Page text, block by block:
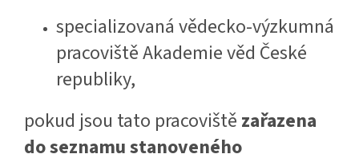
specializovaná vědecko-výzkumná
pracoviště Akademie věd České
republiky,
pokud jsou tato pracoviště zařazena
do seznamu stanoveného